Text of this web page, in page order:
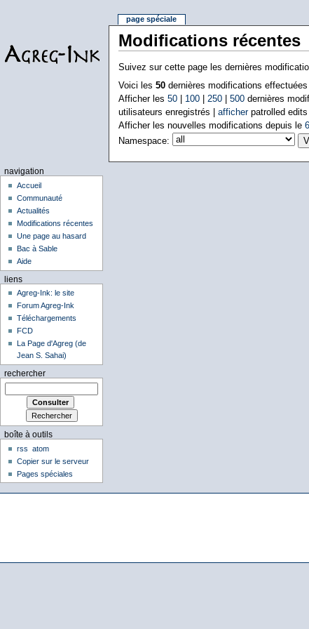
Modifications récentes
Suivez sur cette page les dernières
Voici les 50dernières modifications
Afficher les 50| 100| 250| 500dernières
utilisateurs enregistrés | afficherpatrolled edits
Afficher les nouvelles modifications depuis le
Namespace:
page spéciale
navigation
Accueil
Communauté
Actualités
Modifications récentes
Une page au hasard
Bac à Sable
Aide
liens
Agreg-Ink: le site
Forum Agreg-Ink
Téléchargements
FCD
La Page d'Agreg (de
Jean S. Sahai)
rechercher
boîte à outils
rss
atom
Copier sur le serveur
Pages spéciales